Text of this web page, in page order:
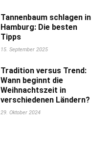
Tannenbaum schlagen in
Hamburg: Die besten
Tipps
15. September 2025
Tradition versus Trend:
Wann beginnt die
Weihnachtszeit in
verschiedenen Ländern?
29. Oktober 2024